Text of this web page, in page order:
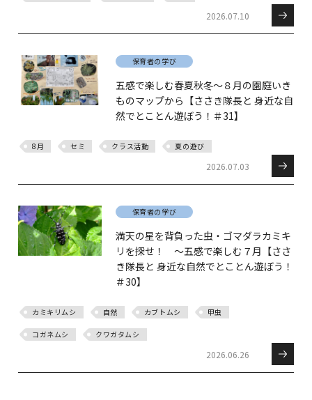
2026.07.10
保育者の学び
五感で楽しむ春夏秋冬～８月の園庭いき
ものマップから【ささき隊長と 身近な自
然でとことん遊ぼう！＃31】
8月 セミ クラス活動 夏の遊び
2026.07.03
保育者の学び
満天の星を背負った虫・ゴマダラカミキ
リを探せ！ ～五感で楽しむ７月【ささ
き隊長と 身近な自然でとことん遊ぼう！
＃30】
カミキリムシ 自然 カブトムシ 甲虫
コガネムシ クワガタムシ
2026.06.26